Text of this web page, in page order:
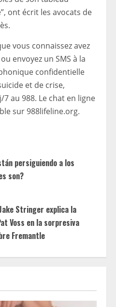
ont écrit les avocats de
vous connaissez avez
envoyez un SMS à la
confidentielle
et de crise,
au 988. Le chat en ligne
sur 988lifeline.org.
persiguiendo a los
son?
Stringer explica la
Voss en la sorpresiva
Fremantle